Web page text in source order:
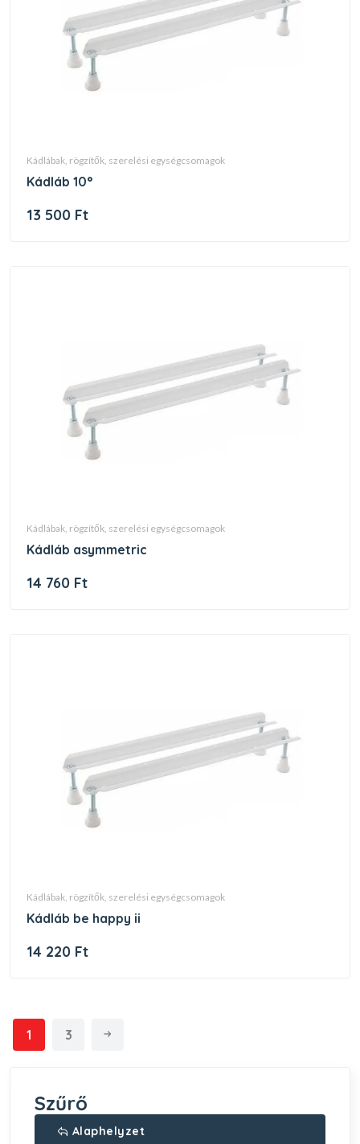
kádlábak, rögzítők, szerelési egységcsomagok
kádláb 10°
13 500 Ft
kádlábak, rögzítők, szerelési egységcsomagok
kádláb asymmetric
14 760 Ft
kádlábak, rögzítők, szerelési egységcsomagok
kádláb be happy ii
14 220 Ft
1 3
Szűrő
Alaphelyzet